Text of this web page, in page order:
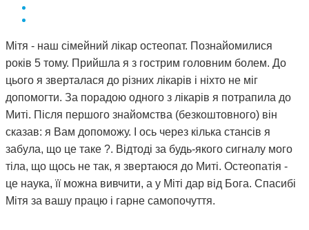
Мітя - наш сімейний лікар остеопат. Познайомилися
років 5 тому. Прийшла я з гострим головним болем. До
цього я зверталася до різних лікарів і ніхто не міг
допомогти. За порадою одного з лікарів я потрапила до
Миті. Після першого знайомства (безкоштовного) він
сказав: я Вам допоможу. І ось через кілька стансів я
забула, що це таке ?. Відтоді за будь-якого сигналу мого
тіла, що щось не так, я звертаюся до Миті. Остеопатія -
це наука, її можна вивчити, а у Міті дар від Бога. Спасибі
Мітя за вашу працю і гарне самопочуття.